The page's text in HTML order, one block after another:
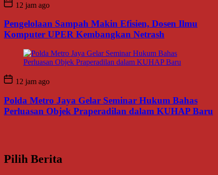
12 jam ago
Pengelolaan Sampah Makin Efisien, Dosen Ilmu
Komputer UPER Kembangkan Netrash
12 jam ago
Polda Metro Jaya Gelar Seminar Hukum Bahas
Perluasan Objek Praperadilan dalam KUHAP Baru
Pilih Berita